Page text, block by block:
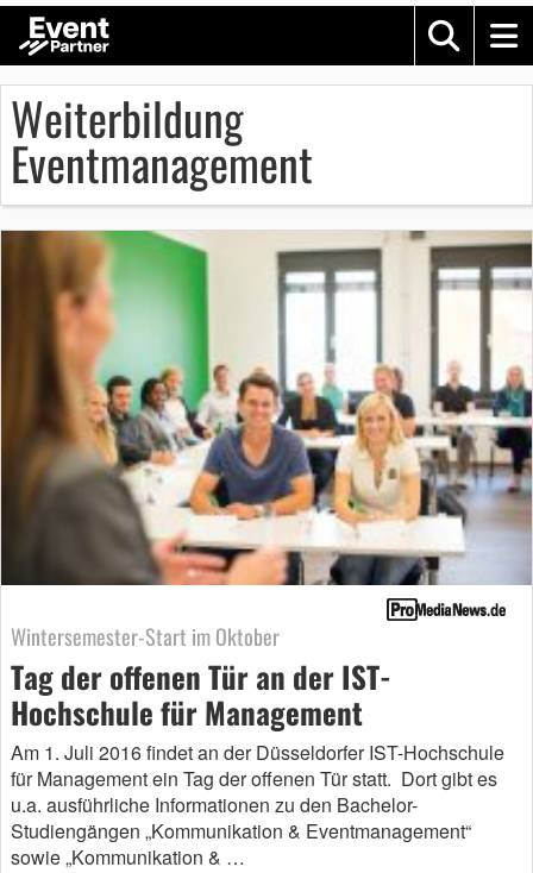
Weiterbildung
Eventmanagement
Wintersemester-Start im Oktober
Tag der offenen Tür an der IST-
Hochschule für Management
Am 1. Juli 2016 findet an der Düsseldorfer IST-Hochschule
für Management ein Tag der offenen Tür statt. Dort gibt es
u.a. ausführliche Informationen zu den Bachelor-
Studiengängen „Kommunikation & Eventmanagement“
sowie „Kommunikation & …